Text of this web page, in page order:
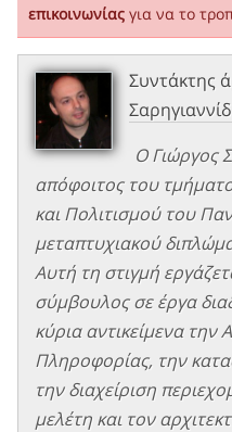
επικοινωνίας για να το
Συντάκτης
Ο Γιώργος
απόφοιτος του
και Πολιτισμού του
μεταπτυχιακού
Αυτή τη στιγμή
σύμβουλος σε έργα
κύρια αντικείμενα την
Πληροφορίας, την
την διαχείριση
μελέτη και τον